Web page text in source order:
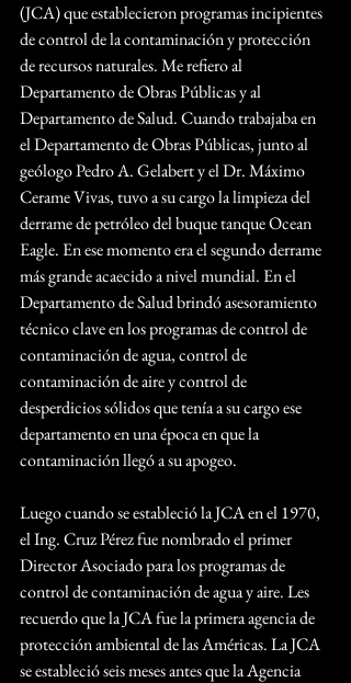
(JCA) que establecieron programas incipientes
de control de la contaminación y protección
de recursos naturales. Me refiero al
Departamento de Obras Públicas y al
Departamento de Salud. Cuando trabajaba en
el Departamento de Obras Públicas, junto al
geólogo Pedro A. Gelabert y el Dr. Máximo
Cerame Vivas, tuvo a su cargo la limpieza del
derrame de petróleo del buque tanque Ocean
Eagle. En ese momento era el segundo derrame
más grande acaecido a nivel mundial. En el
Departamento de Salud brindó asesoramiento
técnico clave en los programas de control de
contaminación de agua, control de
contaminación de aire y control de
desperdicios sólidos que tenía a su cargo ese
departamento en una época en que la
contaminación llegó a su apogeo.
Luego cuando se estableció la JCA en el 1970,
el Ing. Cruz Pérez fue nombrado el primer
Director Asociado para los programas de
control de contaminación de agua y aire. Les
recuerdo que la JCA fue la primera agencia de
protección ambiental de las Américas. La JCA
se estableció seis meses antes que la Agencia